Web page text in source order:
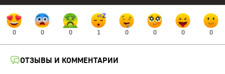
0 0 0 1 0 0 0 0
ОТЗЫВЫ И КОММЕНТАРИИ